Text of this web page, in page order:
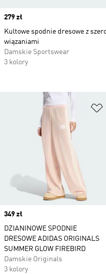
Price
349 zł
DZIANINOWE SPODNIE
DRESOWE ADIDAS ORIGINALS
SUMMER GLOW FIREBIRD
Damskie Originals
3 kolory
Price
279 zł
Kultowe spodnie dresowe z
wiązaniami
Damskie Sportswear
3 kolory